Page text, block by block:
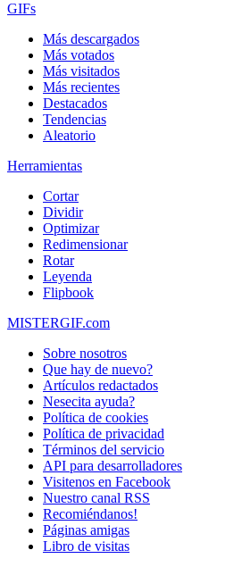
GIFs
Más descargados
Más votados
Más visitados
Más recientes
Destacados
Tendencias
Aleatorio
Herramientas
Cortar
Dividir
Optimizar
Redimensionar
Rotar
Leyenda
Flipbook
MISTERGIF.com
Sobre nosotros
Que hay de nuevo?
Artículos redactados
Nesecita ayuda?
Política de cookies
Política de privacidad
Términos del servicio
API para desarrolladores
Visitenos en Facebook
Nuestro canal RSS
Recomiéndanos!
Páginas amigas
Libro de visitas